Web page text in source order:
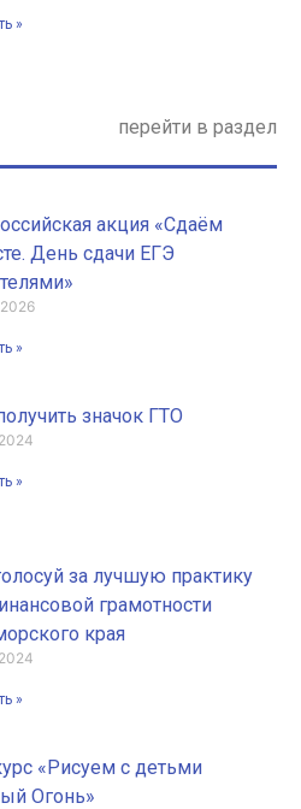
»
перейти в раздел
акция «Сдаём
День сдачи ЕГЭ
»
значок ГТО
»
за лучшую практику
грамотности
края
»
«Рисуем с детьми
Огонь»